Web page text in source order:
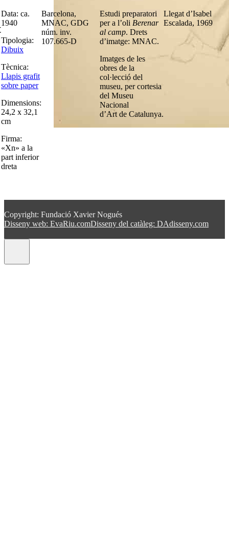
Data: ca.
1940
Tipologia:
Dibuix
Tècnica:
Llapis grafit
sobre paper
Dimensions:
24,2 x 32,1
cm
Firma:
«Xn» a la
part inferior
dreta
Barcelona,
MNAC, GDG
núm. inv.
107.665-D
Estudi preparatori
per a l’oli Berenar
al camp. Drets
d’imatge: MNAC.
Imatges de les
obres de la
col·lecció del
museu, per cortesia
del Museu
Nacional
d’Art de Catalunya.
Llegat d’Isabel
Escalada, 1969
Copyright: Fundació Xavier Nogués
Disseny web: EvaRiu.comDisseny del catàleg: DAdisseny.com